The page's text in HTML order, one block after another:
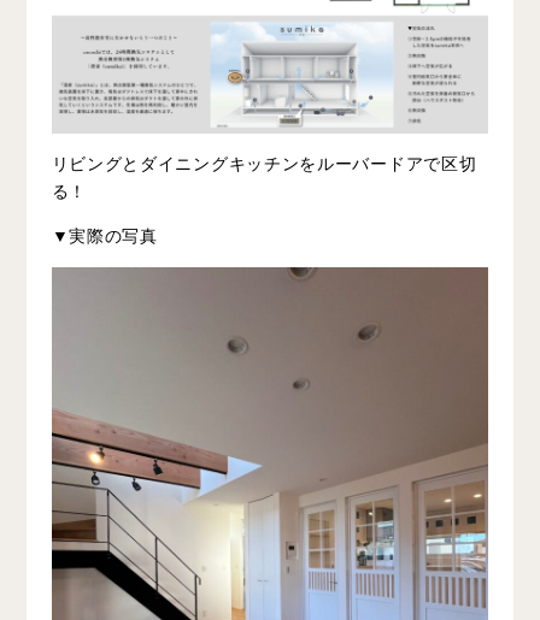
リビングとダイニングキッチンをルーバードアで区切
る！
▼実際の写真